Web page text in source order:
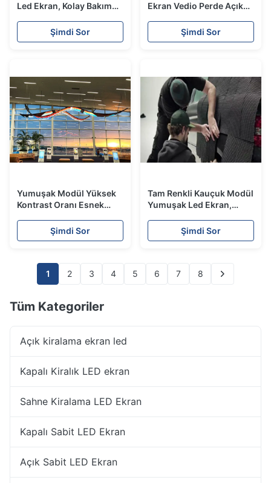
Led Ekran, Kolay Bakım
Video EkranıŞimdi Sor
Ekran Vedio Perde Açık
Şimdi Sor
Yumuşak Modül Yüksek
Kontrast Oranı Esnek
LED EkranŞimdi Sor
Tam Renkli Kauçuk Modül
Yumuşak Led Ekran,
Ekranı IP 40Şimdi Sor
1 2 3 4 5 6 7 8
Tüm Kategoriler
Açık kiralama ekran led
Kapalı Kiralık LED ekran
Sahne Kiralama LED Ekran
Kapalı Sabit LED Ekran
Açık Sabit LED Ekran